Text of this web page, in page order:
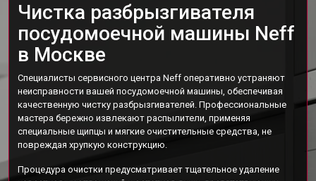
Чистка разбрызгивателя
посудомоечной машины Neff
в Москве
Специалисты сервисного центра Neff оперативно устраняют
неисправности вашей посудомоечной машины, обеспечивая
качественную чистку разбрызгивателей. Профессиональные
мастера бережно извлекают распылители, применяя
специальные щипцы и мягкие очистительные средства, не
повреждая хрупкую конструкцию.
Процедура очистки предусматривает тщательное удаление